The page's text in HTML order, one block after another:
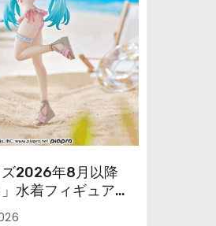
2026年8月以降
」水着フィギュアが
再登場！